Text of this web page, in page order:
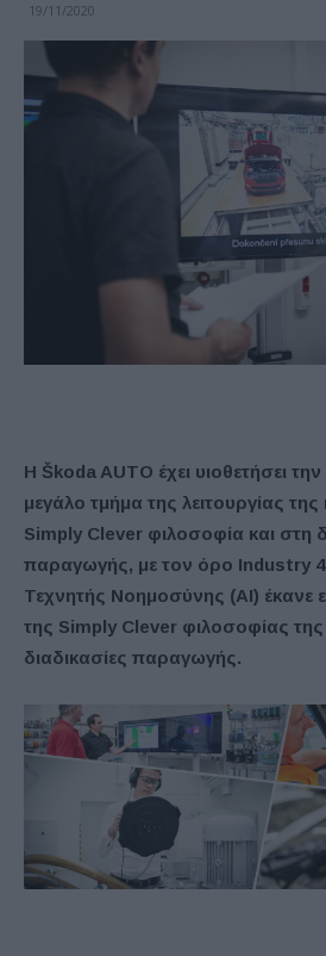
19/11/2020
Η Škoda AUTO έχει υιοθετήσει
μεγάλο τμήμα της λειτουργίας της
Simply Clever φιλοσοφία και στη
παραγωγής, με τον όρο Industry
Τεχνητής Νοημοσύνης (AI) έκανε
της Simply Clever φιλοσοφίας της
διαδικασίες παραγωγής.